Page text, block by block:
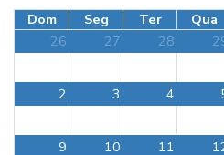
Dom Seg Ter Qua
26
27 28
2 3 4
9 10 11